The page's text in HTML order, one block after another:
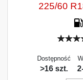
225/60
Dostępność
>16 szt.